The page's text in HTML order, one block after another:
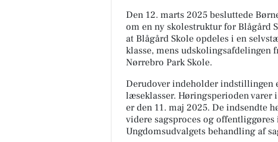
Den 12. marts 2025 besluttede
om en ny skolestruktur for Blågård
at Blågård Skole opdeles i en
klasse, mens
Nørrebro Park Skole.
Derudover indeholder indstillingen
læseklasser. Høringsperioden varer
er den 11. maj 2025. De indsendte
videre sagsproces og
Ungdomsudvalgets behandling af